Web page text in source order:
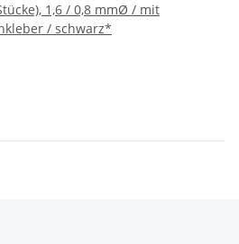
1,6 / 0,8 mmØ / mit
/ schwarz*